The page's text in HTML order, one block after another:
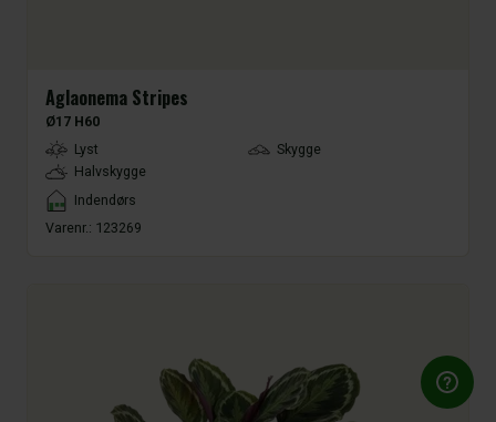
Aglaonema Stripes
Ø17 H60
LightType
Lyst
Skygge
Halvskygge
Placement
Indendørs
Varenr.: 123269